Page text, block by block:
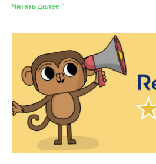
Читать далее "